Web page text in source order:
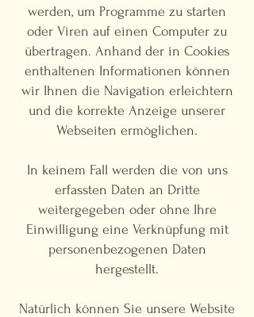
werden, um Programme zu starten
oder Viren auf einen Computer zu
übertragen. Anhand der in Cookies
enthaltenen Informationen können
wir Ihnen die Navigation erleichtern
und die korrekte Anzeige unserer
Webseiten ermöglichen.
In keinem Fall werden die von uns
erfassten Daten an Dritte
weitergegeben oder ohne Ihre
Einwilligung eine Verknüpfung mit
personenbezogenen Daten
hergestellt.
Natürlich können Sie unsere Website